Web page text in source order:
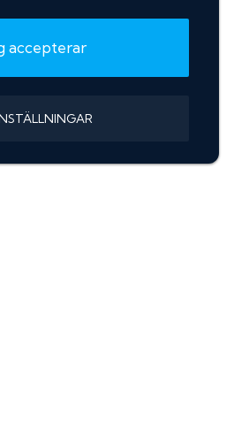
accepterar